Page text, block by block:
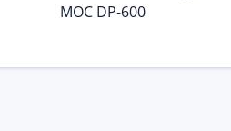
MOC DP-600